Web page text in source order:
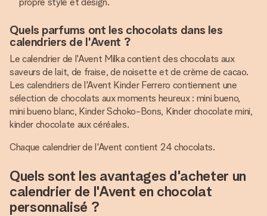
Quels parfums ont les chocolats dans les
calendriers de l'Avent ?
Le calendrier de l'Avent Milka contient des chocolats aux
saveurs de lait, de fraise, de noisette et de crème de cacao.
Les calendriers de l'Avent Kinder Ferrero contiennent une
sélection de chocolats aux moments heureux : mini bueno,
mini bueno blanc, Kinder Schoko-Bons, Kinder chocolate mini,
kinder chocolate aux céréales.
Chaque calendrier de l'Avent contient 24 chocolats.
Quels sont les avantages d'acheter un
calendrier de l'Avent en chocolat
personnalisé ?